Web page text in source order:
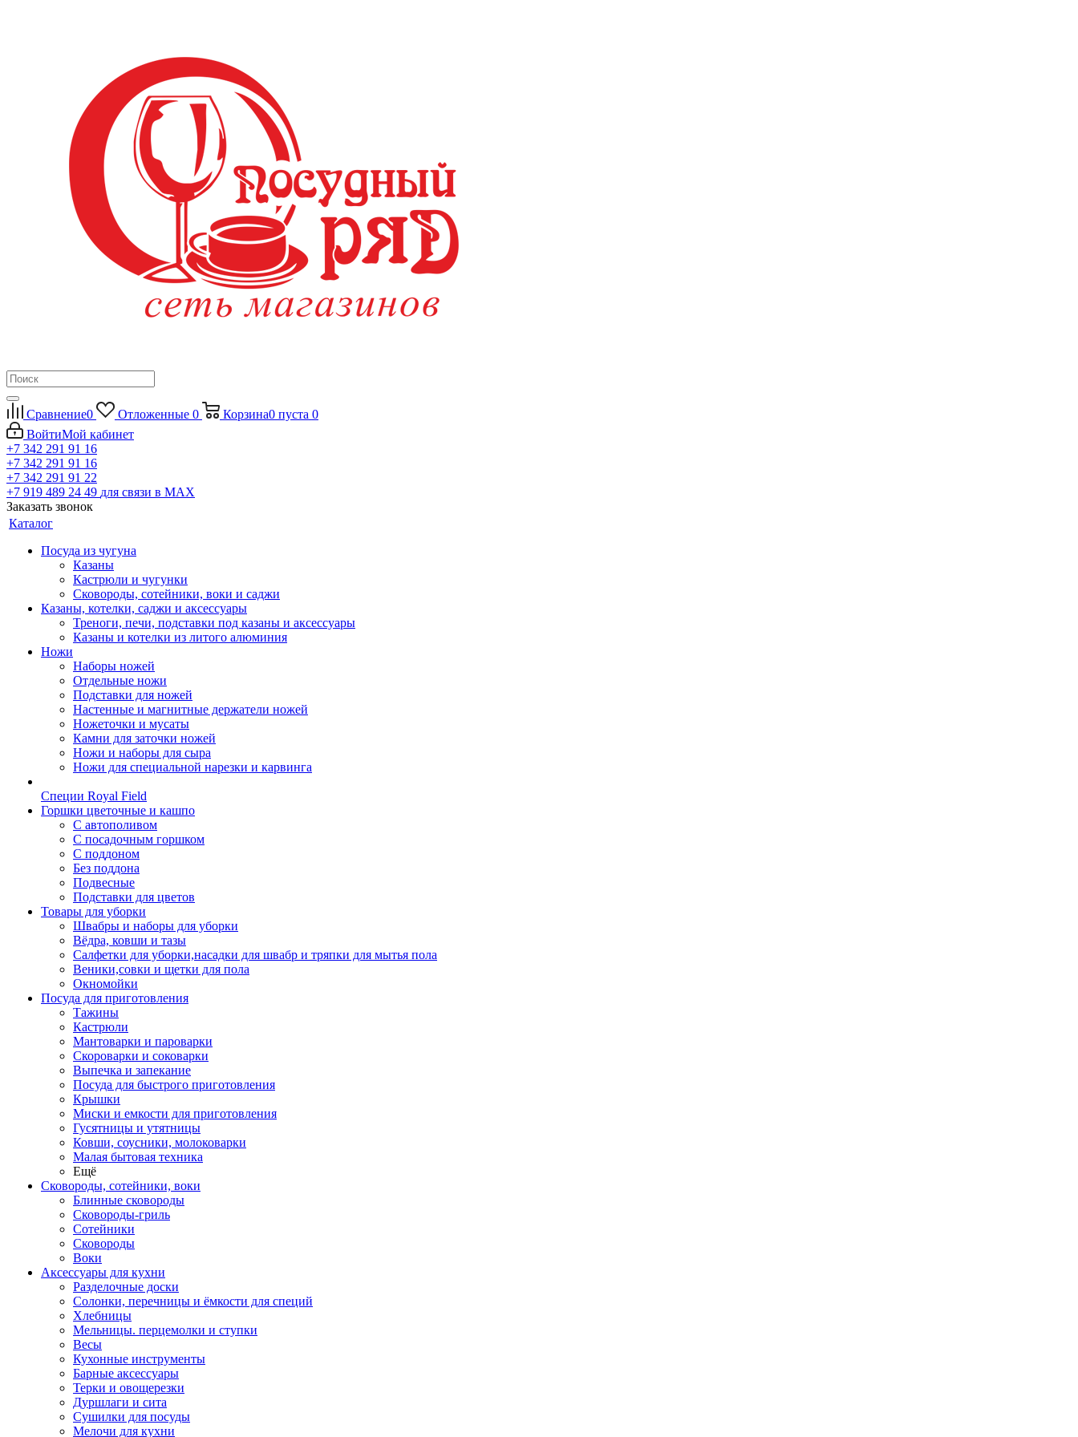
Сравнение0 Отложенные 0 Корзина0 пуста 0
ВойтиМой кабинет
+7 342 291 91 16
+7 342 291 91 16
+7 342 291 91 22
+7 919 489 24 49 для связи в МАХ
Заказать звонок
Каталог
Посуда из чугуна
Казаны
Кастрюли и чугунки
Сковороды, сотейники, воки и саджи
Казаны, котелки, саджи и аксессуары
Треноги, печи, подставки под казаны и аксессуары
Казаны и котелки из литого алюминия
Ножи
Наборы ножей
Отдельные ножи
Подставки для ножей
Настенные и магнитные держатели ножей
Ножеточки и мусаты
Камни для заточки ножей
Ножи и наборы для сыра
Ножи для специальной нарезки и карвинга
Специи Royal Field
Горшки цветочные и кашпо
С автополивом
С посадочным горшком
С поддоном
Без поддона
Подвесные
Подставки для цветов
Товары для уборки
Швабры и наборы для уборки
Вёдра, ковши и тазы
Салфетки для уборки,насадки для швабр и тряпки для мытья пола
Веники,совки и щетки для пола
Окномойки
Посуда для приготовления
Тажины
Кастрюли
Мантоварки и пароварки
Скороварки и соковарки
Выпечка и запекание
Посуда для быстрого приготовления
Крышки
Миски и емкости для приготовления
Гусятницы и утятницы
Ковши, соусники, молоковарки
Малая бытовая техника
Ещё
Сковороды, сотейники, воки
Блинные сковороды
Сковороды-гриль
Сотейники
Сковороды
Воки
Аксессуары для кухни
Разделочные доски
Солонки, перечницы и ёмкости для специй
Хлебницы
Мельницы. перцемолки и ступки
Весы
Кухонные инструменты
Барные аксессуары
Терки и овощерезки
Дуршлаги и сита
Сушилки для посуды
Мелочи для кухни